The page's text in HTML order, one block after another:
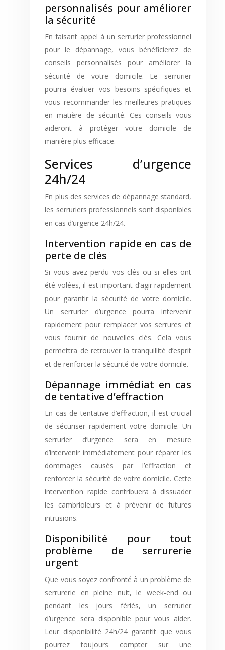
personnalisés pour améliorer
la sécurité
En faisant appel à un serrurier professionnel
pour le dépannage, vous bénéficierez de
conseils personnalisés pour améliorer la
sécurité de votre domicile. Le serrurier
pourra évaluer vos besoins spécifiques et
vous recommander les meilleures pratiques
en matière de sécurité. Ces conseils vous
aideront à protéger votre domicile de
manière plus efficace.
Services d’urgence
24h/24
En plus des services de dépannage standard,
les serruriers professionnels sont disponibles
en cas d’urgence 24h/24.
Intervention rapide en cas de
perte de clés
Si vous avez perdu vos clés ou si elles ont
été volées, il est important d’agir rapidement
pour garantir la sécurité de votre domicile.
Un serrurier d’urgence pourra intervenir
rapidement pour remplacer vos serrures et
vous fournir de nouvelles clés. Cela vous
permettra de retrouver la tranquillité d’esprit
et de renforcer la sécurité de votre domicile.
Dépannage immédiat en cas
de tentative d’effraction
En cas de tentative d’effraction, il est crucial
de sécuriser rapidement votre domicile. Un
serrurier d’urgence sera en mesure
d’intervenir immédiatement pour réparer les
dommages causés par l’effraction et
renforcer la sécurité de votre domicile. Cette
intervention rapide contribuera à dissuader
les cambrioleurs et à prévenir de futures
intrusions.
Disponibilité pour tout
problème de serrurerie
urgent
Que vous soyez confronté à un problème de
serrurerie en pleine nuit, le week-end ou
pendant les jours fériés, un serrurier
d’urgence sera disponible pour vous aider.
Leur disponibilité 24h/24 garantit que vous
pourrez toujours compter sur une